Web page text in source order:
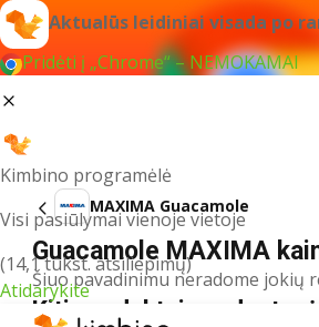
Aktualūs leidiniai visada po
Pridėti į „Chrome“ – NEMOKAMAI
Kimbino programėlė
Visi pasiūlymai vienoje vietoje
(14,1 tūkst. atsiliepimų)
Atidarykite
MAXIMA Guacamole
Guacamole MAXIMA
Šiuo pavadinimu neradome jokių
Kiti produktai